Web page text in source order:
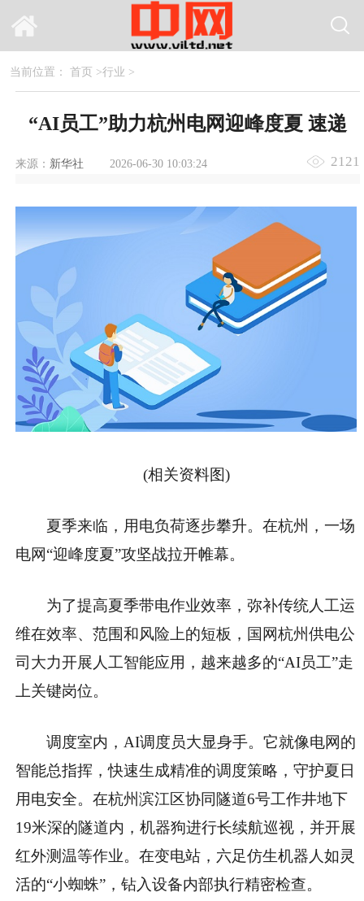
当前位置： 首页 >行业 >
“AI员工”助力杭州电网迎峰度夏 速递
来源： 新华社 2026-06-30 10:03:24 2121
(相关资料图)
夏季来临，用电负荷逐步攀升。在杭州，一场
电网“迎峰度夏”攻坚战拉开帷幕。
为了提高夏季带电作业效率，弥补传统人工运
维在效率、范围和风险上的短板，国网杭州供电公
司大力开展人工智能应用，越来越多的“AI员工”走
上关键岗位。
调度室内，AI调度员大显身手。它就像电网的
智能总指挥，快速生成精准的调度策略，守护夏日
用电安全。在杭州滨江区协同隧道6号工作井地下
19米深的隧道内，机器狗进行长续航巡视，并开展
红外测温等作业。在变电站，六足仿生机器人如灵
活的“小蜘蛛”，钻入设备内部执行精密检查。